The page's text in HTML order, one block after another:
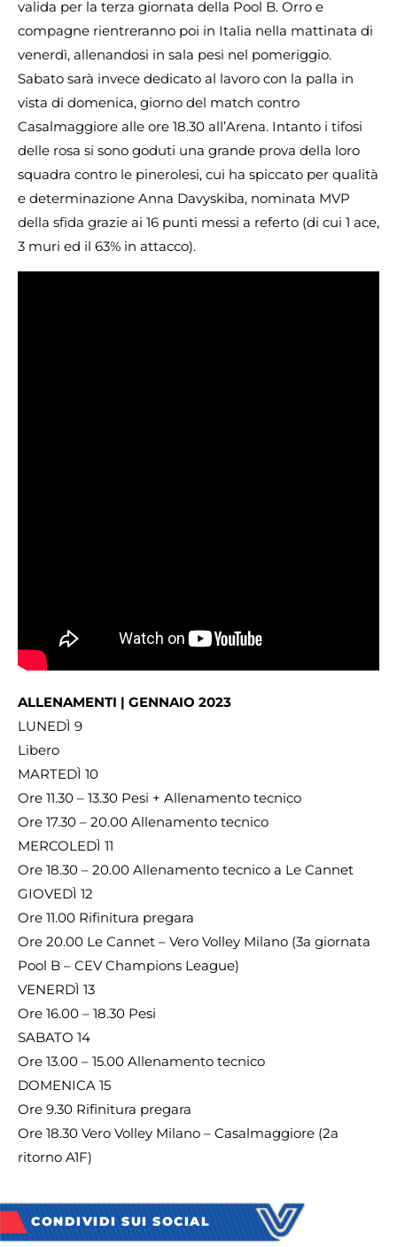
valida per la terza giornata della Pool B. Orro e
compagne rientreranno poi in Italia nella mattinata di
venerdì, allenandosi in sala pesi nel pomeriggio.
Sabato sarà invece dedicato al lavoro con la palla in
vista di domenica, giorno del match contro
Casalmaggiore alle ore 18.30 all’Arena. Intanto i tifosi
delle rosa si sono goduti una grande prova della loro
squadra contro le pinerolesi, cui ha spiccato per qualità
e determinazione Anna Davyskiba, nominata MVP
della sfida grazie ai 16 punti messi a referto (di cui 1 ace,
3 muri ed il 63% in attacco).
ALLENAMENTI | GENNAIO 2023
LUNEDÌ 9
Libero
MARTEDÌ 10
Ore 11.30 – 13.30 Pesi + Allenamento tecnico
Ore 17.30 – 20.00 Allenamento tecnico
MERCOLEDÌ 11
Ore 18.30 – 20.00 Allenamento tecnico a Le Cannet
GIOVEDÌ 12
Ore 11.00 Rifinitura pregara
Ore 20.00 Le Cannet – Vero Volley Milano (3a giornata
Pool B – CEV Champions League)
VENERDÌ 13
Ore 16.00 – 18.30 Pesi
SABATO 14
Ore 13.00 – 15.00 Allenamento tecnico
DOMENICA 15
Ore 9.30 Rifinitura pregara
Ore 18.30 Vero Volley Milano – Casalmaggiore (2a
ritorno A1F)
CONDIVIDI SUI SOCIAL